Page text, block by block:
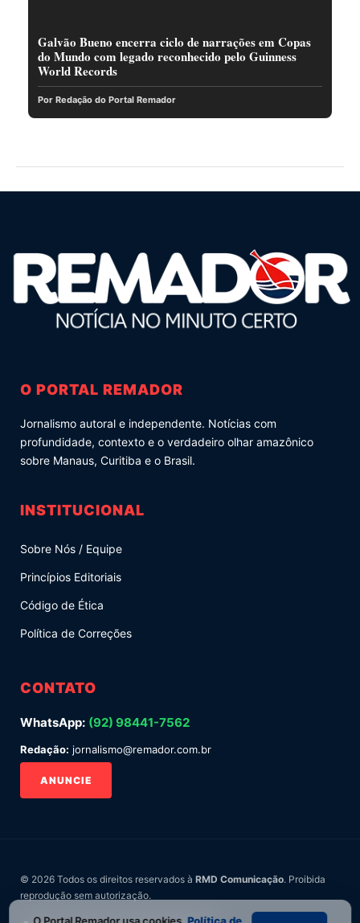
Galvão Bueno encerra ciclo de narrações em Copas
do Mundo com legado reconhecido pelo Guinness
World Records
Por Redação do Portal Remador
O PORTAL REMADOR
Jornalismo autoral e independente. Notícias com
profundidade, contexto e o verdadeiro olhar amazônico
sobre Manaus, Curitiba e o Brasil.
INSTITUCIONAL
Sobre Nós / Equipe
Princípios Editoriais
Código de Ética
Política de Correções
CONTATO
WhatsApp: (92) 98441-7562
Redação: jornalismo@remador.com.br
ANUNCIE
© 2026 Todos os direitos reservados à RMD Comunicação. Proibida
reprodução sem autorização.